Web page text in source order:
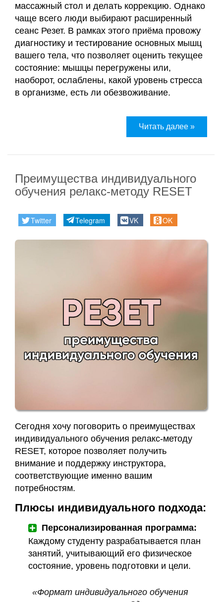
массажный стол и делать коррекцию. Однако
чаще всего люди выбирают расширенный
сеанс Резет. В рамках этого приёма провожу
диагностику и тестирование основных мышц
вашего тела, что позволяет оценить текущее
состояние: мышцы перегружены или,
наоборот, ослаблены, какой уровень стресса
в организме, есть ли обезвоживание.
Читать далее »
Преимущества индивидуального
обучения релакc-методу RESET
Twitter Telegram VK OK
Сегодня хочу поговорить о преимуществах
индивидуального обучения релакс-методу
RESET, которое позволяет получить
внимание и поддержку инструктора,
соответствующие именно вашим
потребностям.
Плюсы индивидуального подхода:
Персонализированная программа:
Каждому студенту разрабатывается план
занятий, учитывающий его физическое
состояние, уровень подготовки и цели.
«Формат индивидуального обучения